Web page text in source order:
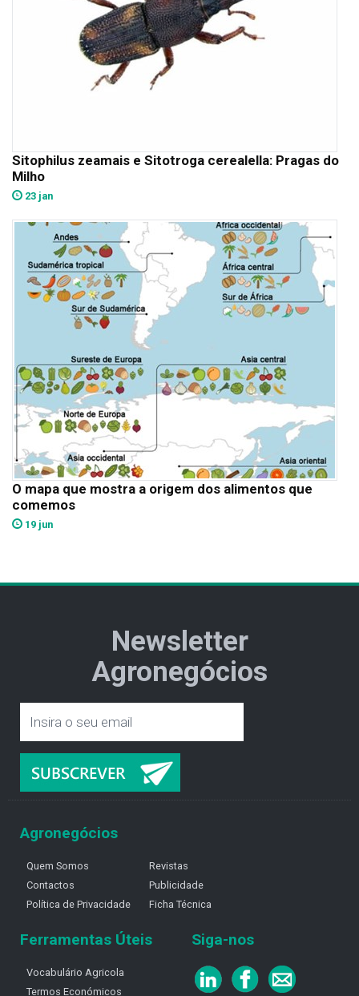
Sitophilus zeamais e Sitotroga cerealella: Pragas do
Milho
23 jan
O mapa que mostra a origem dos alimentos que
comemos
19 jun
Newsletter
Agronegócios
Agronegócios
Quem Somos
Contactos
Política de Privacidade
Revistas
Publicidade
Ficha Técnica
Ferramentas Úteis
Vocabulário Agricola
Termos Económicos
Siga-nos